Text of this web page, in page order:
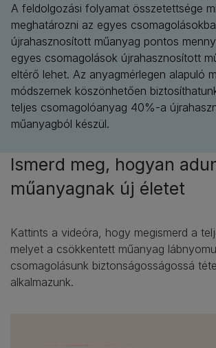
A feldolgozási folyamat összetettsége
meghatározni az egyes
újrahasznosított műanyag pontos
egyes csomagolások újrahasznosított
eltérő lehet. Az anyagmérlegen alapuló
módszernek köszönhetően
teljes csomagolóanyag 40%-a
műanyagból készül.
Ismerd meg, hogyan
műanyagnak új életet
Kattints a videóra, hogy megismerd a
melyet a csökkentett műanyag
csomagolásunk biztonságosságossá
alkalmazunk.